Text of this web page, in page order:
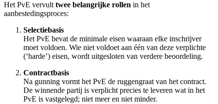
Het PvE vervulttwee belangrijke rollen in het
aanbestedingsproces:
Selectiebasis
Het PvE bevat de minimale eisen waaraan elke inschrijver
moet voldoen. Wie niet voldoet aan één van deze verplichte
(‘harde’) eisen, wordt uitgesloten van verdere beoordeling.
Contractbasis
Na gunning vormt het PvE de ruggengraat van het contract.
De winnende partij is verplicht precies te leveren wat in het
PvE is vastgelegd; niet meer en niet minder.